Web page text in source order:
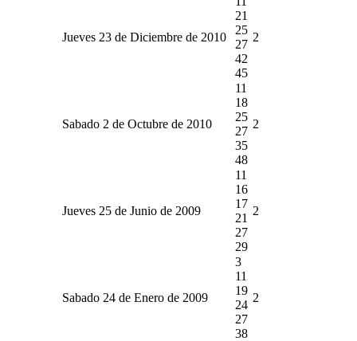
Jueves 23 de Diciembre de 2010
21
25
27
42
45
2
Sabado 2 de Octubre de 2010
11
18
25
27
35
48
2
Jueves 25 de Junio de 2009
11
16
17
21
27
29
2
Sabado 24 de Enero de 2009
3
11
19
24
27
38
2